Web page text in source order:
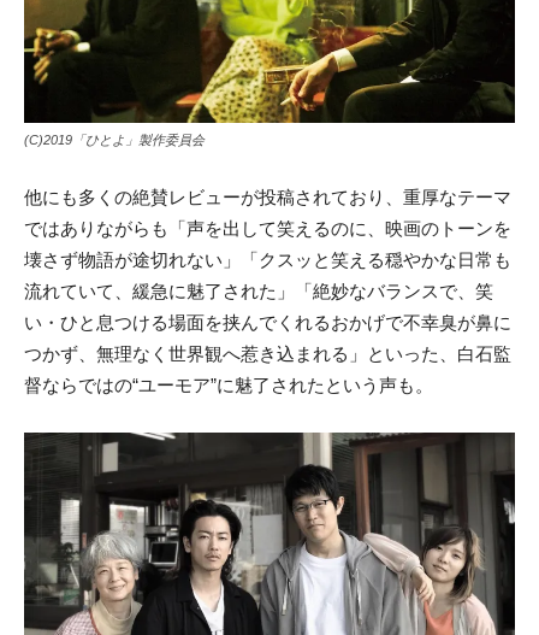
(C)2019「ひとよ」製作委員会
他にも多くの絶賛レビューが投稿されており、重厚なテーマ
ではありながらも「声を出して笑えるのに、映画のトーンを
壊さず物語が途切れない」「クスッと笑える穏やかな日常も
流れていて、緩急に魅了された」「絶妙なバランスで、笑
い・ひと息つける場面を挟んでくれるおかげで不幸臭が鼻に
つかず、無理なく世界観へ惹き込まれる」といった、白石監
督ならではの“ユーモア”に魅了されたという声も。